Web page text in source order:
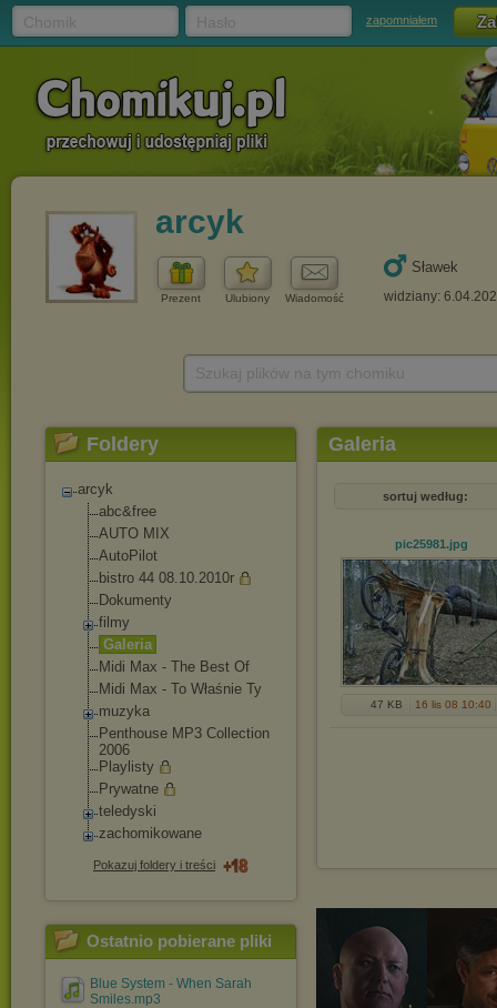
zapomniałem
arcyk
Prezent Ulubiony Wiadomość
Sławek
widziany:
Foldery
arcyk
abc&free
AUTO MIX
AutoPilot
bistro 44 08.10.2010r
Dokumenty
filmy
Galeria
Midi Max - The Best Of
Midi Max - To Właśnie Ty
muzyka
Penthouse MP3 Collection
2006
Playlisty
Prywatne
teledyski
zachomikowane
Pokazuj foldery i treści
Ostatnio pobierane pliki
Blue System - When Sarah
Smiles.mp3
Galeria
sortuj według:
pic25981.jpg
47 KB 16 lis 08 10:40